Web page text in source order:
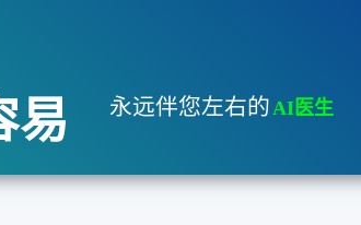
易 永远伴您左右的AI医生